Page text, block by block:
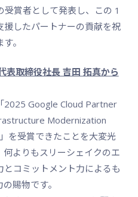
賞者として発表し、この 1
したパートナーの貢献を祝
。
取締役社長 吉田 拓真から
2025 Google Cloud Partner
Modernization
を受賞できたことを大変光
よりもスリーシェイクのエ
コミットメント力によるも
賜物です。